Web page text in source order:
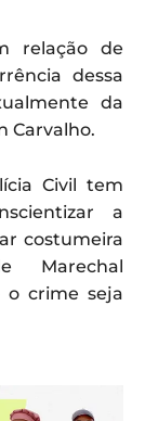
relação de
dessa
da
Carvalho.
Civil tem
a
costumeira
Marechal
o crime seja